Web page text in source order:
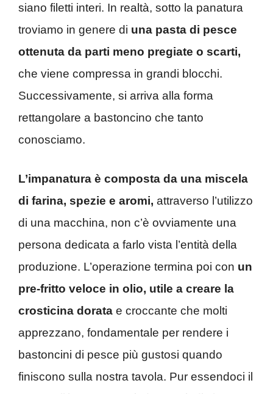
siano filetti interi. In realtà, sotto la panatura
troviamo in genere di una pasta di pesce
ottenuta da parti meno pregiate o scarti,
che viene compressa in grandi blocchi.
Successivamente, si arriva alla forma
rettangolare a bastoncino che tanto
conosciamo.
L’impanatura è composta da una miscela
di farina, spezie e aromi, attraverso l’utilizzo
di una macchina, non c’è ovviamente una
persona dedicata a farlo vista l’entità della
produzione. L’operazione termina poi con un
pre-fritto veloce in olio, utile a creare la
crosticina dorata e croccante che molti
apprezzano, fondamentale per rendere i
bastoncini di pesce più gustosi quando
finiscono sulla nostra tavola. Pur essendoci il